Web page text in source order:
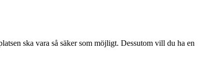
ska vara så säker som möjligt. Dessutom vill du ha en